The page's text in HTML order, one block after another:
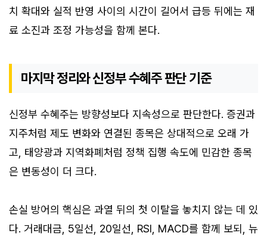
치 확대와 실적 반영 사이의 시간이 길어서 급등 뒤에는 재
료 소진과 조정 가능성을 함께 본다.
마지막 정리와 신정부 수혜주 판단 기준
신정부 수혜주는 방향성보다 지속성으로 판단한다. 증권과
지주처럼 제도 변화와 연결된 종목은 상대적으로 오래 가
고, 태양광과 지역화폐처럼 정책 집행 속도에 민감한 종목
은 변동성이 더 크다.
손실 방어의 핵심은 과열 뒤의 첫 이탈을 놓치지 않는 데 있
다. 거래대금, 5일선, 20일선, RSI, MACD를 함께 보되, 뉴